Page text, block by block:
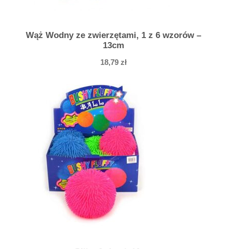
Wąż Wodny ze zwierzętami, 1 z 6 wzorów –
13cm
18,79 zł